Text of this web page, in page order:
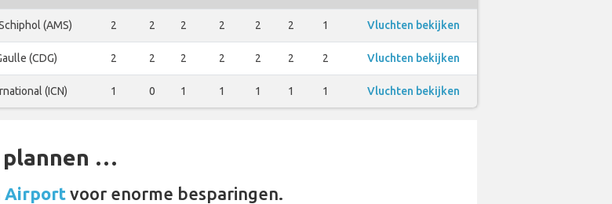
(AMS) 2 2 2 2 2 2 1 Vluchten bekijken
(CDG) 2 2 2 2 2 2 2 Vluchten bekijken
(ICN) 1 0 1 1 1 1 1 Vluchten bekijken
plannen …
Airportvoor enorme besparingen.